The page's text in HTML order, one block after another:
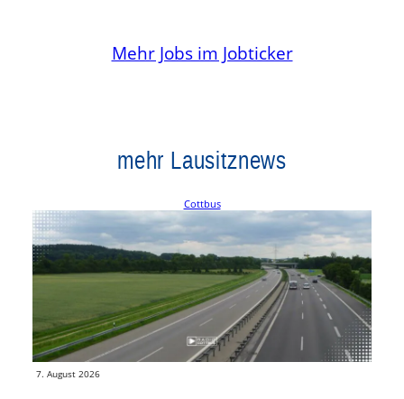
Mehr Jobs im Jobticker
mehr Lausitznews
Cottbus
Explosion in BMW auf A15: Fahrzeug brennt an
Ausfahrt Cottbus-Süd
Ein technischer Defekt hat am Donnerstagabend auf der A15 bei
Cottbus einen ungewöhnlichen Unfall ausgelöst. Kurz vor der Ausfahrt
Cottbus-Süd…weiterlesen
7. August 2026